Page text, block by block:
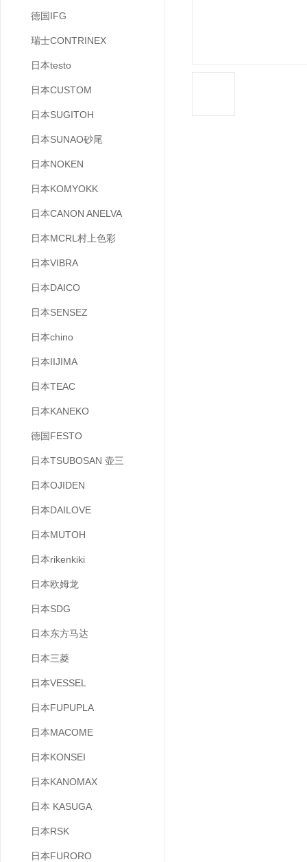
德国IFG
瑞士CONTRINEX
日本testo
日本CUSTOM
日本SUGITOH
日本SUNAO砂尾
日本NOKEN
日本KOMYOKK
日本CANON ANELVA
日本MCRL村上色彩
日本VIBRA
日本DAICO
日本SENSEZ
日本chino
日本IIJIMA
日本TEAC
日本KANEKO
德国FESTO
日本TSUBOSAN 壶三
日本OJIDEN
日本DAILOVE
日本MUTOH
日本rikenkiki
日本欧姆龙
日本SDG
日本东方马达
日本三菱
日本VESSEL
日本FUPUPLA
日本MACOME
日本KONSEI
日本KANOMAX
日本 KASUGA
日本RSK
日本FURORO